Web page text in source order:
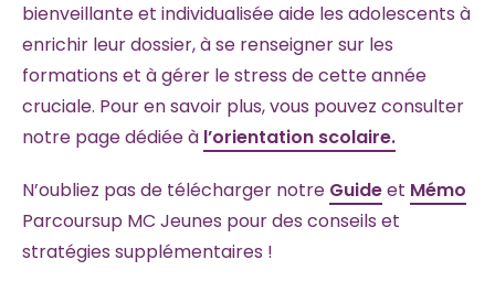
bienveillante et individualisée aide les adolescents à
enrichir leur dossier, à se renseigner sur les
formations et à gérer le stress de cette année
cruciale. Pour en savoir plus, vous pouvez consulter
notre page dédiée à l’orientation scolaire.
N’oubliez pas de télécharger notre Guideet Mémo
Parcoursup MC Jeunes pour des conseils et
stratégies supplémentaires !